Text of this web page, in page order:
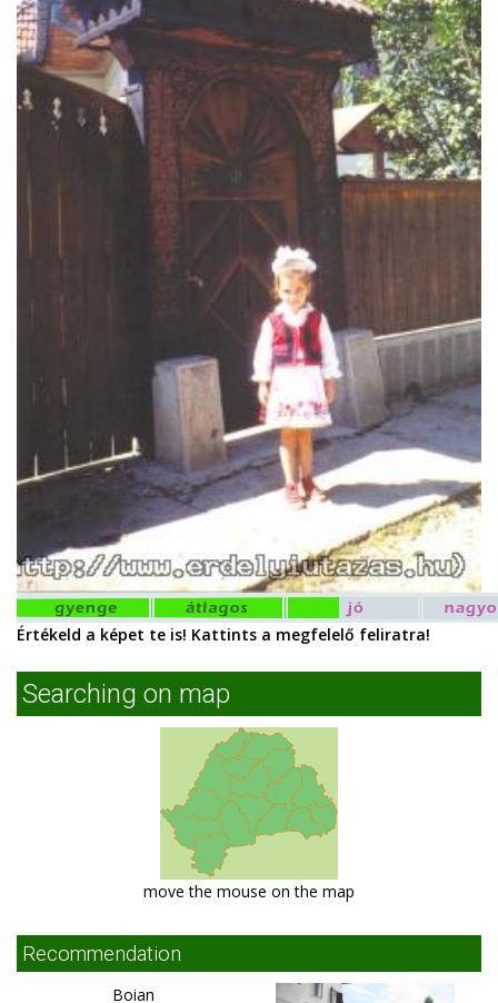
Értékeld a képet te is! Kattints a megfelelő feliratra!
Searching on map
move the mouse on the map
Recommendation
Boian